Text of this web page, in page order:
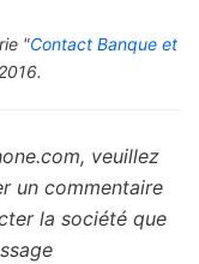
"Contact Banque et
veuillez
un commentaire
la société que